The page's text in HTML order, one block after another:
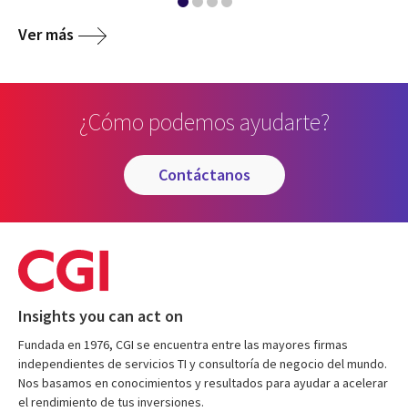
Ver más
¿Cómo podemos ayudarte?
contáctanos
Insights you can act on
Fundada en 1976, CGI se encuentra entre las mayores firmas
independientes de servicios TI y consultoría de negocio del mundo.
Nos basamos en conocimientos y resultados para ayudar a acelerar
el rendimiento de tus inversiones.